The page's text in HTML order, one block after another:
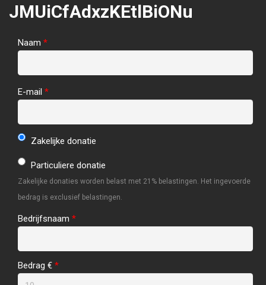
JMUiCfAdxzKEtlBiONu
Naam *
E-mail *
Zakelijke donatie
Particuliere donatie
Zakelijke donaties worden belast met 21% belastingen. Het ingevoerde
bedrag is exclusief belastingen.
Bedrijfsnaam *
Bedrag € *